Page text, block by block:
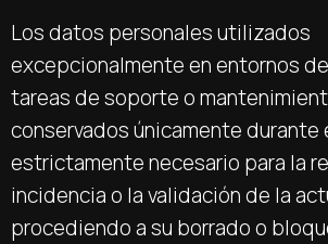
Los datos personales utilizados
excepcionalmente en entornos
tareas de soporte o
conservados únicamente durante
estrictamente necesario para la
incidencia o la validación de la
procediendo a su borrado o